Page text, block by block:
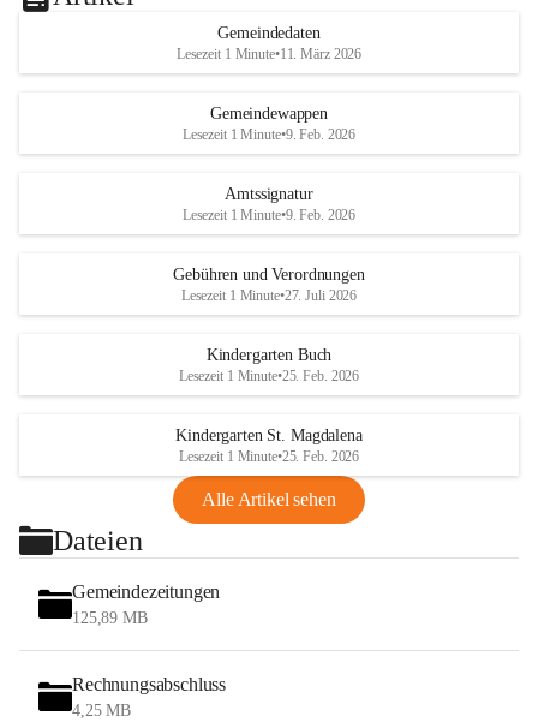
Gemeindedaten
Lesezeit 1 Minute•11. März 2026
Gemeindewappen
Lesezeit 1 Minute•9. Feb. 2026
Amtssignatur
Lesezeit 1 Minute•9. Feb. 2026
Gebühren und Verordnungen
Lesezeit 1 Minute•27. Juli 2026
Kindergarten Buch
Lesezeit 1 Minute•25. Feb. 2026
Kindergarten St. Magdalena
Lesezeit 1 Minute•25. Feb. 2026
Alle Artikel sehen
Dateien
Gemeindezeitungen
125,89 MB
Rechnungsabschluss
4,25 MB